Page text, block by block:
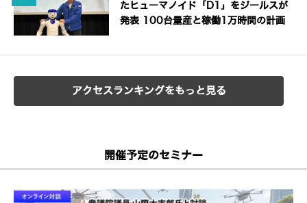
たヒューマノイド「D1」をジールスが
発表 100台量産と稼働1万時間の計画
アクセスランキングをもっと見る
開催予定のセミナー